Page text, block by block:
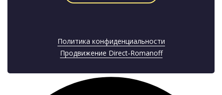
Политика конфиденциальности
Продвижение Direct‑Romanoff